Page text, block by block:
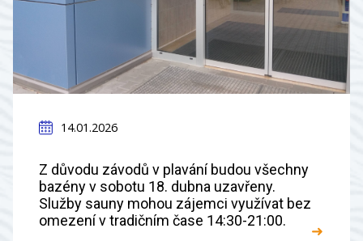
14.01.2026
Z důvodu závodů v plavání budou všechny
bazény v sobotu 18. dubna uzavřeny.
Služby sauny mohou zájemci využívat bez
omezení v tradičním čase 14:30-21:00.
➜